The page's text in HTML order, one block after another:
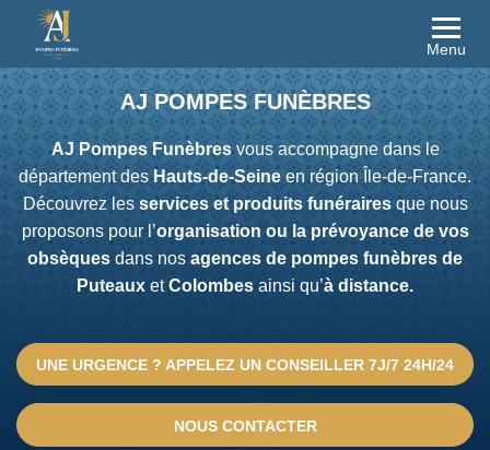
Menu
AJ POMPES FUNÈBRES
AJ Pompes Funèbresvous accompagne dans le
département des Hauts-de-Seine en région Île-de-France.
Découvrez les services et produits funérairesque nous
proposons pour l’organisation ou la prévoyance de vos
obsèques dans nos agences de pompes funèbres de
Puteaux etColombes ainsi qu’à distance.
UNE URGENCE ? APPELEZ UN CONSEILLER 7J/7 24H/24
NOUS CONTACTER